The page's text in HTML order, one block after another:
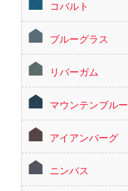
コバルト
ブルーグラス
リバーガム
マウンテンブルー
アイアンバーグ
ニンバス